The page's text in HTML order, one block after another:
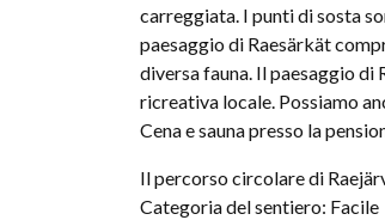
carreggiata. I punti di sosta
paesaggio di Raesärkät
diversa fauna. Il paesaggio di
ricreativa locale. Possiamo
Cena e sauna presso la
Il percorso circolare di
Categoria del sentiero: Facile